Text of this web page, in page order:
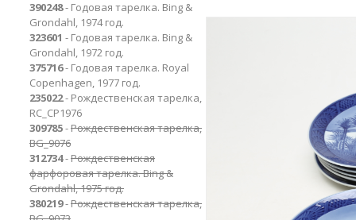
390248- Годовая тарелка. Bing &
Grondahl, 1974 год.
323601 - Годовая тарелка. Bing &
Grondahl, 1972 год.
375716- Годовая тарелка. Royal
Copenhagen, 1977 год.
235022- Рождественская тарелка,
RC_CP1976
309785-Рождественская тарелка,
BG_9076
312734-Рождественская
фарфоровая тарелка. Bing &
Grondahl, 1975 год.
380219-Рождественская тарелка,